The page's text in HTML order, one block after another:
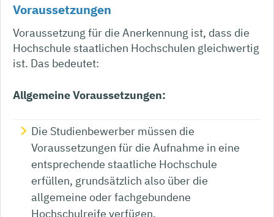
Voraussetzungen
Voraussetzung für die Anerkennung ist, dass die
Hochschule staatlichen Hochschulen gleichwertig
ist. Das bedeutet:
Allgemeine Voraussetzungen:
Die Studienbewerber müssen die
Voraussetzungen für die Aufnahme in eine
entsprechende staatliche Hochschule
erfüllen, grundsätzlich also über die
allgemeine oder fachgebundene
Hochschulreife verfügen.